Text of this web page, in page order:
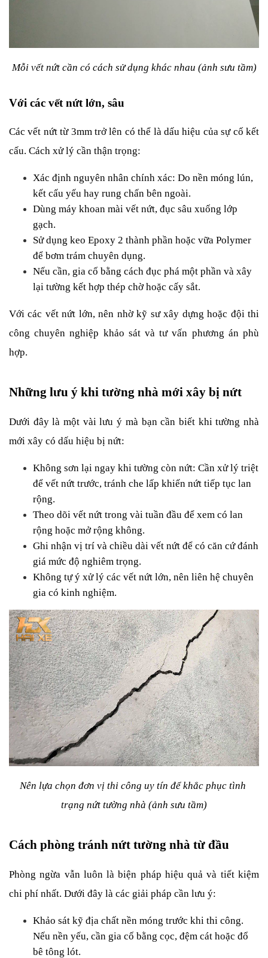
Mỗi vết nứt cần có cách sử dụng khác nhau (ảnh sưu tầm)
Với các vết nứt lớn, sâu
Các vết nứt từ 3mm trở lên có thể là dấu hiệu của sự cố kết
cấu. Cách xử lý cần thận trọng:
Xác định nguyên nhân chính xác: Do nền móng lún,
kết cấu yếu hay rung chấn bên ngoài.
Dùng máy khoan mài vết nứt, đục sâu xuống lớp
gạch.
Sử dụng keo Epoxy 2 thành phần hoặc vữa Polymer
để bơm trám chuyên dụng.
Nếu cần, gia cố bằng cách đục phá một phần và xây
lại tường kết hợp thép chờ hoặc cấy sắt.
Với các vết nứt lớn, nên nhờ kỹ sư xây dựng hoặc đội thi
công chuyên nghiệp khảo sát và tư vấn phương án phù
hợp.
Những lưu ý khi tường nhà mới xây bị nứt
Dưới đây là một vài lưu ý mà bạn cần biết khi tường nhà
mới xây có dấu hiệu bị nứt:
Không sơn lại ngay khi tường còn nứt: Cần xử lý triệt
để vết nứt trước, tránh che lấp khiến nứt tiếp tục lan
rộng.
Theo dõi vết nứt trong vài tuần đầu để xem có lan
rộng hoặc mở rộng không.
Ghi nhận vị trí và chiều dài vết nứt để có căn cứ đánh
giá mức độ nghiêm trọng.
Không tự ý xử lý các vết nứt lớn, nên liên hệ chuyên
gia có kinh nghiệm.
Nên lựa chọn đơn vị thi công uy tín để khắc phục tình
trạng nứt tường nhà (ảnh sưu tầm)
Cách phòng tránh nứt tường nhà từ đầu
Phòng ngừa vẫn luôn là biện pháp hiệu quả và tiết kiệm
chi phí nhất. Dưới đây là các giải pháp cần lưu ý:
Khảo sát kỹ địa chất nền móng trước khi thi công.
Nếu nền yếu, cần gia cố bằng cọc, đệm cát hoặc đổ
bê tông lót.